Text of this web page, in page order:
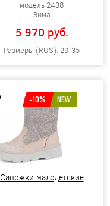
модель 2438
Зима
5 970 pуб.
Размеры (RUS): 29-35
-10% NEW
Сапожки малодетские